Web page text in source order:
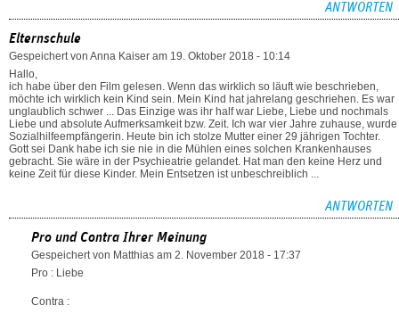
ANTWORTEN
Elternschule
Gespeichert von Anna Kaiser am 19. Oktober 2018 - 10:14
Hallo,
ich habe über den Film gelesen. Wenn das wirklich so läuft wie beschrieben,
möchte ich wirklich kein Kind sein. Mein Kind hat jahrelang geschriehen. Es war
unglaublich schwer ... Das Einzige was ihr half war Liebe, Liebe und nochmals
Liebe und absolute Aufmerksamkeit bzw. Zeit. Ich war vier Jahre zuhause, wurde
Sozialhilfeempfängerin. Heute bin ich stolze Mutter einer 29 jährigen Tochter.
Gott sei Dank habe ich sie nie in die Mühlen eines solchen Krankenhauses
gebracht. Sie wäre in der Psychieatrie gelandet. Hat man den keine Herz und
keine Zeit für diese Kinder. Mein Entsetzen ist unbeschreiblich ...
ANTWORTEN
Pro und Contra Ihrer Meinung
Gespeichert von Matthias am 2. November 2018 - 17:37
Pro : Liebe
Contra :